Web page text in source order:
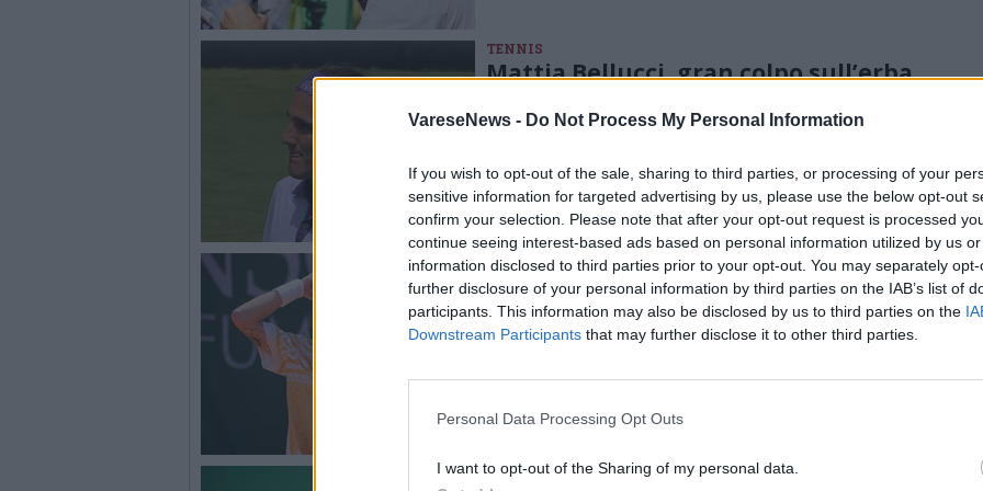
VareseNews - Do Not Process My Personal Information
If you wish to opt-out of the sale, sharing to third parties, or processing of your
sensitive information for targeted advertising by us, please use the below opt-out
confirm your selection. Please note that after your opt-out request is processed
continue seeing interest-based ads based on personal information utilized by us
information disclosed to third parties prior to your opt-out. You may separately
further disclosure of your personal information by third parties on the IAB’s list of
participants. This information may also be disclosed by us to third parties on the
Downstream Participants that may further disclose it to other third parties.
Personal Data Processing Opt Outs
I want to opt-out of the Sharing of my personal data.
TENNIS
Mattia Bellucci, gran colpo sull’erba
Fokina
TENNIS
Parigi stregata per Bellucci: fuori in
tre set contro Halys
Per il terzo anno consecutivo il castellanzese esce al primo turno
del Roland Garros. “Deluso e arrabbiato, ci saranno altre
TENNIS